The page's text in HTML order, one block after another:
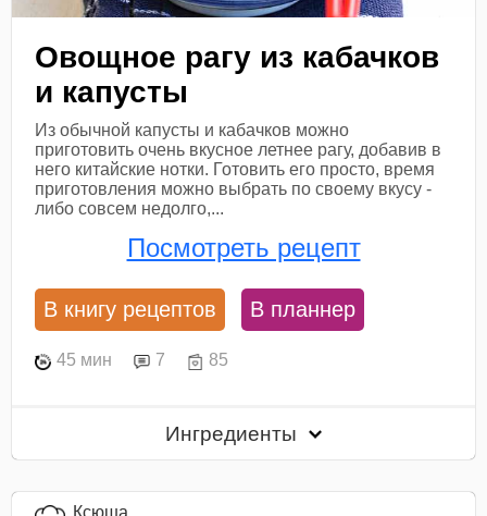
Овощное рагу из кабачков
и капусты
Из обычной капусты и кабачков можно
приготовить очень вкусное летнее рагу, добавив в
него китайские нотки. Готовить его просто, время
приготовления можно выбрать по своему вкусу -
либо совсем недолго,...
Посмотреть рецепт
В книгу рецептов В планнер
45 мин 7 85
Ингредиенты